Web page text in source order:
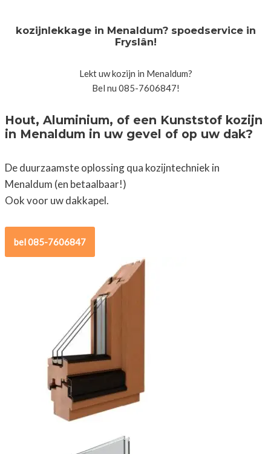
kozijnlekkage in Menaldum? spoedservice in
Fryslân!
Lekt uw kozijn in Menaldum?
Bel nu 085-7606847!
Hout, Aluminium, of een Kunststof kozijn
in Menaldum in uw gevel of op uw dak?
De duurzaamste oplossing qua kozijntechniek in
Menaldum (en betaalbaar!)
Ook voor uw dakkapel.
bel 085-7606847